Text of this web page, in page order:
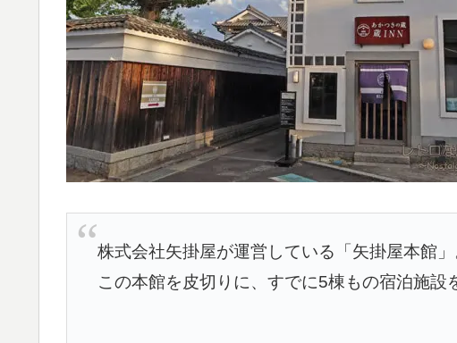
株式会社矢掛屋が運営している「矢掛屋本館」
この本館を皮切りに、すでに5棟もの宿泊施設